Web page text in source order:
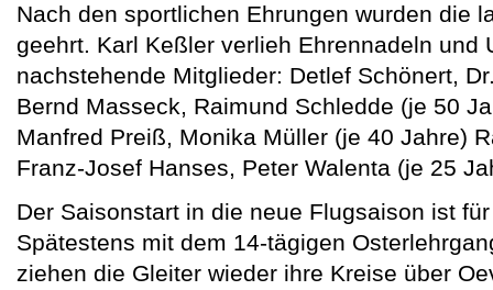
Nach den sportlichen Ehrungen wurden die
geehrt. Karl Keßler verlieh Ehrennadeln und
nachstehende Mitglieder: Detlef Schönert,
Bernd Masseck, Raimund Schledde (je 50
Manfred Preiß, Monika Müller (je 40 Jahre)
Franz-Josef Hanses, Peter Walenta (je 25
Der Saisonstart in die neue Flugsaison ist
Spätestens mit dem 14-tägigen
ziehen die Gleiter wieder ihre Kreise über